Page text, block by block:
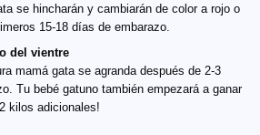
se hincharán y cambiarán de color a rojo o
15-18 días de embarazo.
del vientre
mamá gata se agranda después de 2-3
Tu bebé gatuno también empezará a ganar
kilos adicionales!